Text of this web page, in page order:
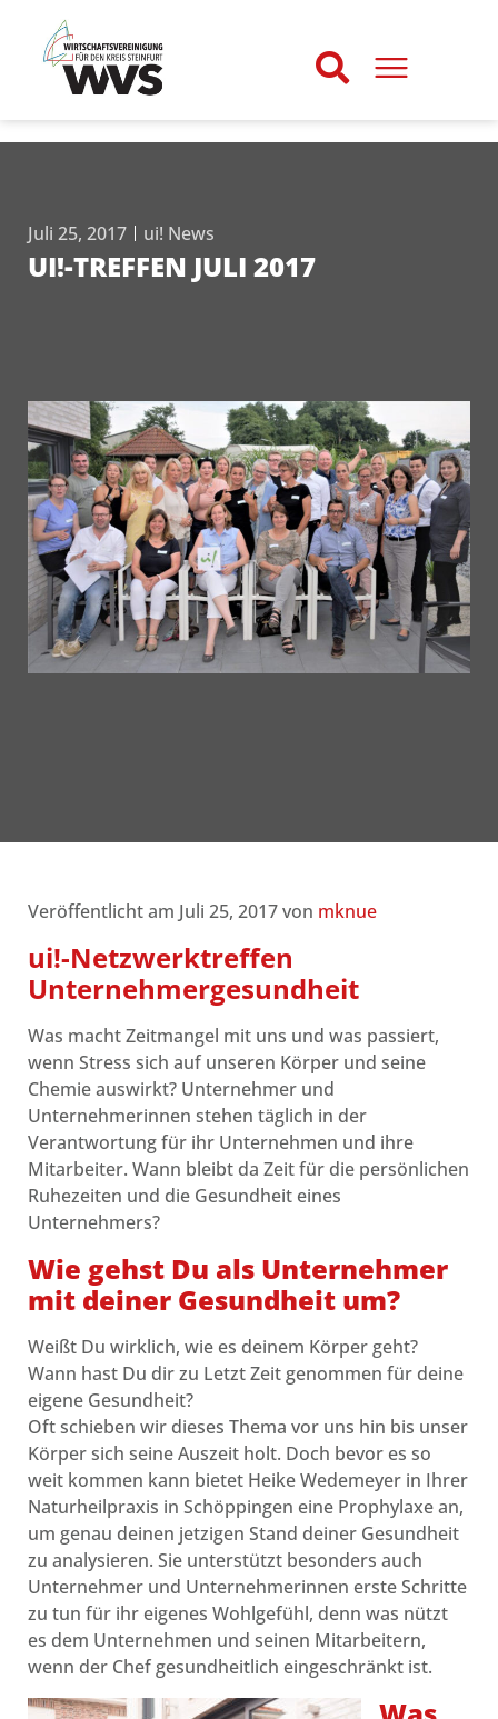
Juli 25, 2017 ui! News
UI!-TREFFEN JULI 2017
Veröffentlicht am Juli 25, 2017 von mknue
ui!-Netzwerktreffen
Unternehmergesundheit
Was macht Zeitmangel mit uns und was passiert,
wenn Stress sich auf unseren Körper und seine
Chemie auswirkt? Unternehmer und
Unternehmerinnen stehen täglich in der
Verantwortung für ihr Unternehmen und ihre
Mitarbeiter. Wann bleibt da Zeit für die persönlichen
Ruhezeiten und die Gesundheit eines
Unternehmers?
Wie gehst Du als Unternehmer
mit deiner Gesundheit um?
Weißt Du wirklich, wie es deinem Körper geht?
Wann hast Du dir zu Letzt Zeit genommen für deine
eigene Gesundheit?
Oft schieben wir dieses Thema vor uns hin bis unser
Körper sich seine Auszeit holt. Doch bevor es so
weit kommen kann bietet Heike Wedemeyer in Ihrer
Naturheilpraxis in Schöppingen eine Prophylaxe an,
um genau deinen jetzigen Stand deiner Gesundheit
zu analysieren. Sie unterstützt besonders auch
Unternehmer und Unternehmerinnen erste Schritte
zu tun für ihr eigenes Wohlgefühl, denn was nützt
es dem Unternehmen und seinen Mitarbeitern,
wenn der Chef gesundheitlich eingeschränkt ist.